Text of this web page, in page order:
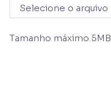
Selecione o arquivo
Tamanho máximo 5MB